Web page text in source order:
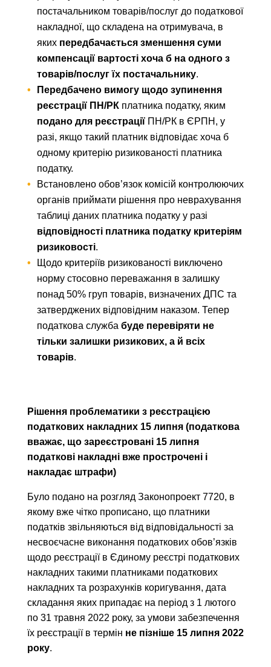
постачальником товарів/послуг до податкової
накладної, що складена на отримувача, в
якихпередбачається зменшення суми
компенсації вартості хоча б на одного з
товарів/послуг їх постачальнику.
Передбачено вимогу щодо зупинення
реєстрації ПН/РКплатника податку, яким
подано для реєстраціїПН/РК в ЄРПН, у
разі, якщо такий платник відповідає хоча б
одному критерію ризикованості платника
податку.
Встановлено обов’язок комісій контролюючих
органів приймати рішення про неврахування
таблиці даних платника податку у разі
відповідності платника податку критеріям
ризиковості.
Щодо критеріїв ризикованості виключено
норму стосовно переважання в залишку
понад 50% груп товарів, визначених ДПС та
затверджених відповідним наказом. Тепер
податкова служба буде перевіряти не
тільки залишки ризикових, а й всіх
товарів.
Рішення проблематики з реєстрацією
податкових накладних 15 липня (податкова
вважає, що зареєстровані 15 липня
податкові накладні вже прострочені і
накладає штрафи)
Було подано на розгляд Законопроект 7720, в
якому вже чітко прописано, що платники
податків звільняються від відповідальності за
несвоєчасне виконання податкових обов’язків
щодо реєстрації в Єдиному реєстрі податкових
накладних такими платниками податкових
накладних та розрахунків коригування, дата
складання яких припадає на період з 1 лютого
по 31 травня 2022 року, за умови забезпечення
їх реєстрації в термін не пізніше 15 липня 2022
року.